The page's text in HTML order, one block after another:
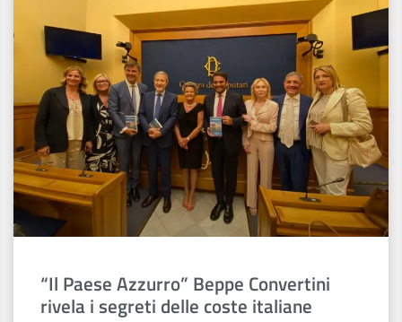
“Il Paese Azzurro” Beppe Convertini
rivela i segreti delle coste italiane